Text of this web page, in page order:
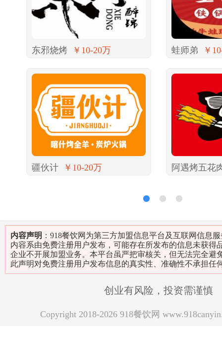
东邪烧烤 ￥10-20万 蛙师弟 ￥
疆伙计 ￥10-20万 阿遇烤五花
内容声明 ：918餐饮网为第三方加盟信息平台及互联网信息
内容系由免费注册用户发布，可能存在所发布的信息未获得
企业不开展加盟业务。本平台虽严把审核关，但无法完全避
此声明对免费注册用户发布信息的真实性、准确性不承担任
创业有风险，投资需谨慎
Copyright 2018-2026 918餐饮网